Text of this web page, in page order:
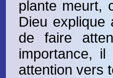
plante meurt,
Dieu explique
de faire
importance, il
attention vers